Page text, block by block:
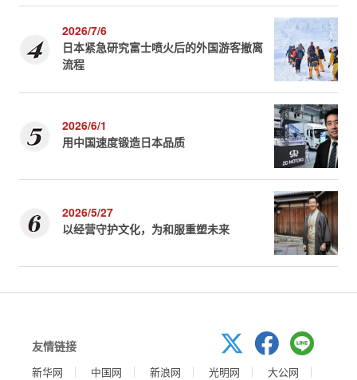
2026/7/6
日本紧急研究富士喷火后的外国游客撤离
流程
2026/6/1
用中国速度锻造日本品质
2026/5/27
以经营守护文化，为和服重塑未来
友情链接
新华网 中国网 新浪网 光明网
大公网